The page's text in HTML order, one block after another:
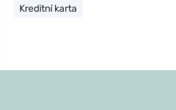
Kreditní karta